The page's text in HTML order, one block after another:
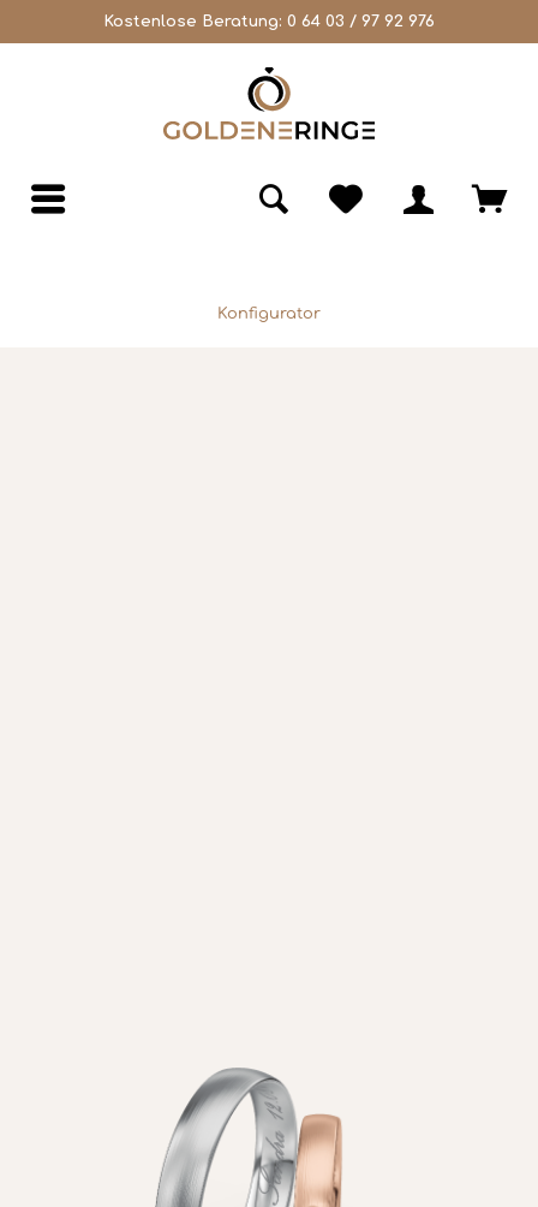
Kostenlose Beratung: 0 64 03 / 97 92 976
Konfigurator